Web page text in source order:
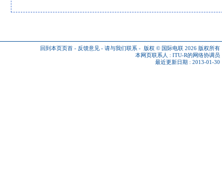
回到本页页首 - 反馈意见 - 请与我们联系 - 版权 © 国际电联 2026 版权所有
本网页联系人 : ITU-R的网络协调员
最近更新日期 : 2013-01-30